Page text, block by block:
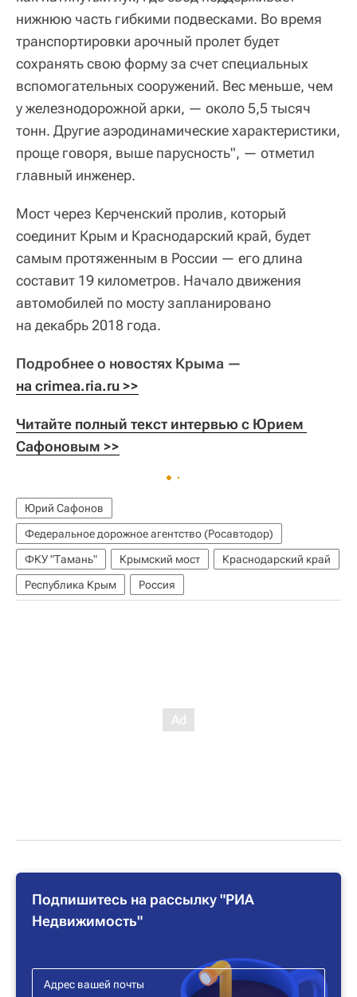
нижнюю часть гибкими подвесками. Во время
транспортировки арочный пролет будет
сохранять свою форму за счет специальных
вспомогательных сооружений. Вес меньше, чем
у железнодорожной арки, — около 5,5 тысяч
тонн. Другие аэродинамические характеристики,
проще говоря, выше парусность", — отметил
главный инженер.
Мост через Керченский пролив, который
соединит Крым и Краснодарский край, будет
самым протяженным в России — его длина
составит 19 километров. Начало движения
автомобилей по мосту запланировано
на декабрь 2018 года.
Подробнее о новостях Крыма —
на crimea.ria.ru >>
Читайте полный текст интервью с Юрием
Сафоновым >>
Юрий Сафонов
Федеральное дорожное агентство (Росавтодор)
ФКУ "Тамань"
Крымский мост
Краснодарский край
Республика Крым
Россия
Подпишитесь на рассылку "РИА
Недвижимость"